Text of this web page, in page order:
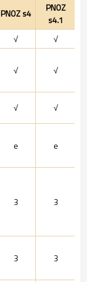
PNOZ s4
PNOZ
s4.1
√
√
√ √
√ √
e e
3 3
3 3